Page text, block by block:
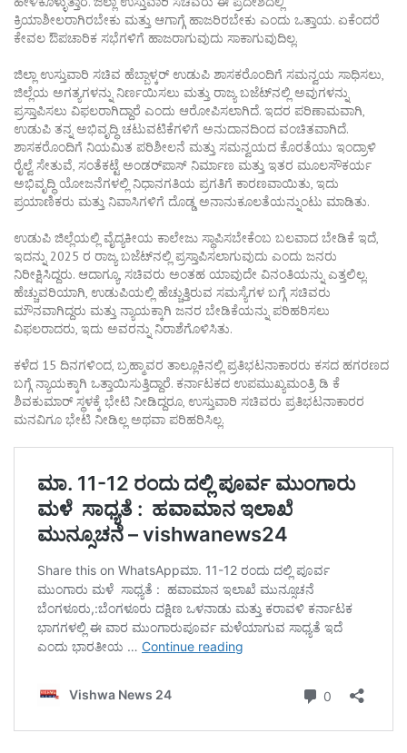
ಕ್ರಿಯಾಶೀಲರಾಗಿರಬೇಕು ಮತ್ತು ಆಗಾಗ್ಗೆ ಹಾಜರಿರಬೇಕು ಎಂದು ಒತ್ತಾಯ. ಏಕೆಂದರೆ
ಕೇವಲ ಔಪಚಾರಿಕ ಸಭೆಗಳಿಗೆ ಹಾಜರಾಗುವುದು ಸಾಕಾಗುವುದಿಲ್ಲ.
ಜಿಲ್ಲಾ ಉಸ್ತುವಾರಿ ಸಚಿವ ಹೆಬ್ಬಾಳ್ಕರ್ ಉಡುಪಿ ಶಾಸಕರೊಂದಿಗೆ ಸಮನ್ವಯ ಸಾಧಿಸಲು,
ಜಿಲ್ಲೆಯ ಅಗತ್ಯಗಳನ್ನು ನಿರ್ಣಯಿಸಲು ಮತ್ತು ರಾಜ್ಯ ಬಜೆಟ್‌ನಲ್ಲಿ ಅವುಗಳನ್ನು
ಪ್ರಸ್ತಾಪಿಸಲು ವಿಫಲರಾಗಿದ್ದಾರೆ ಎಂದು ಆರೋಪಿಸಲಾಗಿದೆ. ಇದರ ಪರಿಣಾಮವಾಗಿ,
ಉಡುಪಿ ತನ್ನ ಅಭಿವೃದ್ಧಿ ಚಟುವಟಿಕೆಗಳಿಗೆ ಅನುದಾನದಿಂದ ವಂಚಿತವಾಗಿದೆ.
ಶಾಸಕರೊಂದಿಗೆ ನಿಯಮಿತ ಪರಿಶೀಲನೆ ಮತ್ತು ಸಮನ್ವಯದ ಕೊರತೆಯು ಇಂದ್ರಾಳಿ
ರೈಲ್ವೆ ಸೇತುವೆ, ಸಂತೆಕಟ್ಟೆ ಅಂಡರ್‌ಪಾಸ್ ನಿರ್ಮಾಣ ಮತ್ತು ಇತರ ಮೂಲಸೌಕರ್ಯ
ಅಭಿವೃದ್ಧಿ ಯೋಜನೆಗಳಲ್ಲಿ ನಿಧಾನಗತಿಯ ಪ್ರಗತಿಗೆ ಕಾರಣವಾಯಿತು, ಇದು
ಪ್ರಯಾಣಿಕರು ಮತ್ತು ನಿವಾಸಿಗಳಿಗೆ ದೊಡ್ಡ ಅನಾನುಕೂಲತೆಯನ್ನುಂಟು ಮಾಡಿತು.
ಉಡುಪಿ ಜಿಲ್ಲೆಯಲ್ಲಿ ವೈದ್ಯಕೀಯ ಕಾಲೇಜು ಸ್ಥಾಪಿಸಬೇಕೆಂಬ ಬಲವಾದ ಬೇಡಿಕೆ ಇದೆ,
ಇದನ್ನು 2025 ರ ರಾಜ್ಯ ಬಜೆಟ್‌ನಲ್ಲಿ ಪ್ರಸ್ತಾಪಿಸಲಾಗುವುದು ಎಂದು ಜನರು
ನಿರೀಕ್ಷಿಸಿದ್ದರು. ಆದಾಗ್ಯೂ, ಸಚಿವರು ಅಂತಹ ಯಾವುದೇ ವಿನಂತಿಯನ್ನು ಎತ್ತಲಿಲ್ಲ.
ಹೆಚ್ಚುವರಿಯಾಗಿ, ಉಡುಪಿಯಲ್ಲಿ ಹೆಚ್ಚುತ್ತಿರುವ ಸಮಸ್ಯೆಗಳ ಬಗ್ಗೆ ಸಚಿವರು
ಮೌನವಾಗಿದ್ದರು ಮತ್ತು ನ್ಯಾಯಕ್ಕಾಗಿ ಜನರ ಬೇಡಿಕೆಯನ್ನು ಪರಿಹರಿಸಲು
ವಿಫಲರಾದರು, ಇದು ಅವರನ್ನು ನಿರಾಶೆಗೊಳಿಸಿತು.
ಕಳೆದ 15 ದಿನಗಳಿಂದ, ಬ್ರಹ್ಮಾವರ ತಾಲ್ಲೂಕಿನಲ್ಲಿ ಪ್ರತಿಭಟನಾಕಾರರು ಕಸದ ಹಗರಣದ
ಬಗ್ಗೆ ನ್ಯಾಯಕ್ಕಾಗಿ ಒತ್ತಾಯಿಸುತ್ತಿದ್ದಾರೆ. ಕರ್ನಾಟಕದ ಉಪಮುಖ್ಯಮಂತ್ರಿ ಡಿ ಕೆ
ಶಿವಕುಮಾರ್ ಸ್ಥಳಕ್ಕೆ ಭೇಟಿ ನೀಡಿದ್ದರೂ, ಉಸ್ತುವಾರಿ ಸಚಿವರು ಪ್ರತಿಭಟನಾಕಾರರ
ಮನವಿಗೂ ಭೇಟಿ ನೀಡಿಲ್ಲ ಅಥವಾ ಪರಿಹರಿಸಿಲ್ಲ.